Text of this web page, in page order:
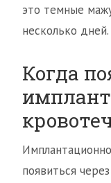
это темные
несколько дней.
Когда
появиться